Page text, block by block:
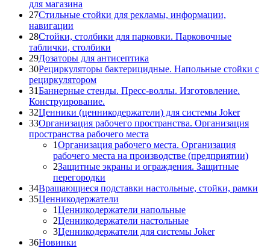
для магазина
27Стильные стойки для рекламы, информации,
навигации
28Стойки, столбики для парковки. Парковочные
таблички, столбики
29Дозаторы для антисептика
30Рециркуляторы бактерицидные. Напольные стойки с
рециркулятором
31Баннерные стенды. Пресс-воллы. Изготовление.
Конструирование.
32Ценники (ценникодержатели) для системы Joker
33Организация рабочего пространства. Организация
пространства рабочего места
1Организация рабочего места. Организация
рабочего места на производстве (предприятии)
2Защитные экраны и ограждения. Защитные
перегородки
34Вращающиеся подставки настольные, стойки, рамки
35Ценникодержатели
1Ценникодержатели напольные
2Ценникодержатели настольные
3Ценникодержатели для системы Joker
36Новинки